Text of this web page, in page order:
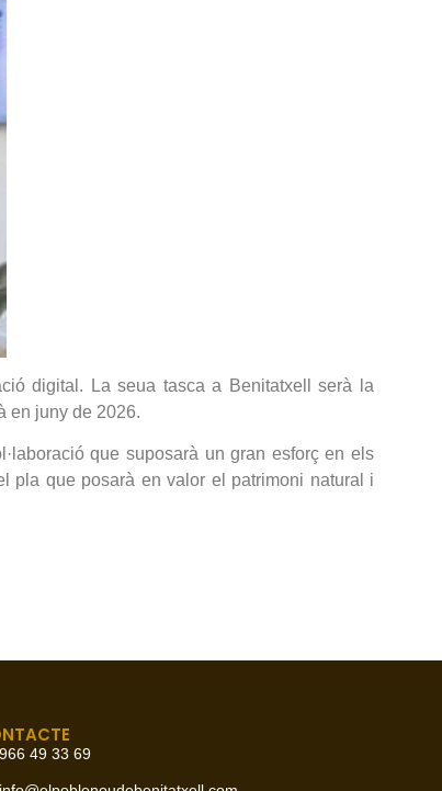
digital. La seua tasca a Benitatxell serà la
en juny de 2026.
que suposarà un gran esforç en els
pla que posarà en valor el patrimoni natural i
966 49 33 69